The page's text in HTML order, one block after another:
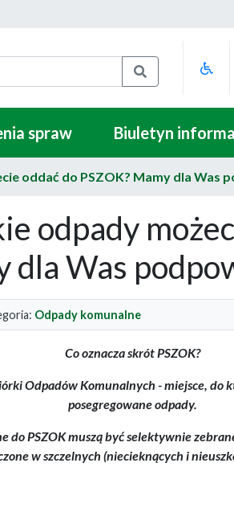
Szukaj
spraw Biuletyn
oddać do PSZOK? Mamy dla Was
odpady
dla Was
Odpady komunalne
Co oznacza skrót PSZOK?
Odpadów Komunalnych - miejsce, do
posegregowane odpady.
do PSZOK muszą być selektywnie
w szczelnych (niecieknących i